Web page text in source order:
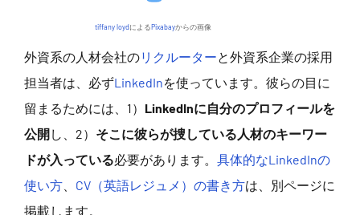
tiffany loydによるPixabayからの画像
外資系の人材会社のリクルーターと外資系企業の採用
担当者は、必ずLinkedInを使っています。彼らの目に
留まるためには、1） LinkedInに自分のプロフィールを
公開し、2） そこに彼らが捜している人材のキーワー
ドが入っている必要があります。 具体的なLinkedInの
使い方
CV（英語レジュメ）の書き方は、別ページに
掲載します。